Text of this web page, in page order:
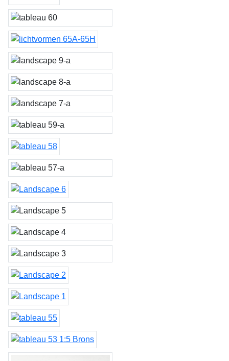
tableau 62
tableau 60, 61 & 64
lichtvormen 65A-65H
landscape 9
landscape 8
landscape 7
tableau 59
tableau 58
tableau 57
Landscape 6
Landscape 5
Landscape 4
Landscape 3
Landscape 2
Landscape 1
tableau 55
tableau 53 1/5 Brons